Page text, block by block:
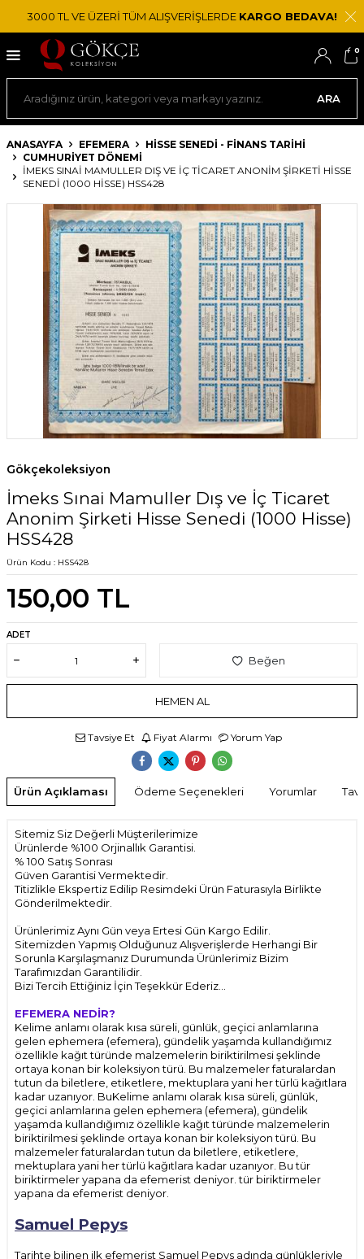
3000 TL VE ÜZERİ TÜM ALIŞVERİŞLERDE KARGO BEDAVA!
ARA
0
ANASAYFA EFEMERA
HISSE SENEDI - FINANS TARIHI
CUMHURIYET DÖNEMI
İMEKS SINAI MAMULLER DIŞ VE İÇ TICARET ANONIM ŞIRKETI HISSE
SENEDI (1000 HISSE) HSS428
Gökçekoleksiyon
İmeks Sınai Mamuller Dış ve İç Ticaret
Anonim Şirketi Hisse Senedi (1000 Hisse)
HSS428
Ürün Kodu : HSS428
150,00 TL
ADET
Beğen
HEMEN AL
Tavsiye Et Fiyat Alarmı Yorum Yap
Ürün Açıklaması Ödeme Seçenekleri Yorumlar
Sitemiz Siz Değerli Müşterilerimize
Ürünlerde %100 Orjinallık Garantisi.
% 100 Satış Sonrası
Güven Garantisi Vermektedir.
Titizlikle Ekspertiz Edilip Resimdeki Ürün Faturasıyla Birlikte
Gönderilmektedir.
Ürünlerimiz Aynı Gün veya Ertesi Gün Kargo Edilir.
Sitemizden Yapmış Olduğunuz Alışverişlerde Herhangi Bir
Sorunla Karşılaşmanız Durumunda Ürünlerimiz Bizim
Tarafımızdan Garantilidir.
Bizi Tercih Ettiğiniz İçin Teşekkür Ederiz...
EFEMERA NEDİR?
Kelime anlamı olarak kısa süreli, günlük, geçici anlamlarına
gelen ephemera (efemera), gündelik yaşamda kullandığımız
özellikle kağıt türünde malzemelerin biriktirilmesi şeklinde
ortaya konan bir koleksiyon türü. Bu malzemeler faturalardan
tutun da biletlere, etiketlere, mektuplara yani her türlü kağıtlara
kadar uzanıyor. BuKelime anlamı olarak kısa süreli, günlük,
geçici anlamlarına gelen ephemera (efemera), gündelik
yaşamda kullandığımız özellikle kağıt türünde malzemelerin
biriktirilmesi şeklinde ortaya konan bir koleksiyon türü. Bu
malzemeler faturalardan tutun da biletlere, etiketlere,
mektuplara yani her türlü kağıtlara kadar uzanıyor. Bu tür
biriktirmeler yapana da efemerist deniyor. tür biriktirmeler
yapana da efemerist deniyor.
Samuel Pepys
Tarihte bilinen ilk efemerist Samuel Pepys adında günlükleriyle